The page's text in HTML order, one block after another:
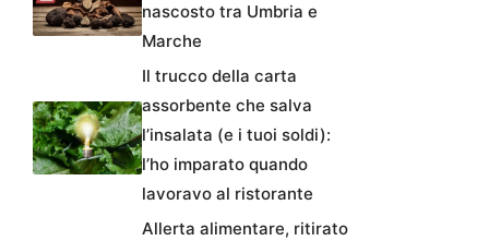
nascosto tra Umbria e
Marche
Il trucco della carta
assorbente che salva
l’insalata (e i tuoi soldi):
l’ho imparato quando
lavoravo al ristorante
Allerta alimentare, ritirato